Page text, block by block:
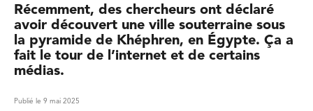
Récemment, des chercheurs ont déclaré
avoir découvert une ville souterraine sous
la pyramide de Khéphren, en Égypte. Ça a
fait le tour de l’internet et de certains
médias.
Publié le 9 mai 2025